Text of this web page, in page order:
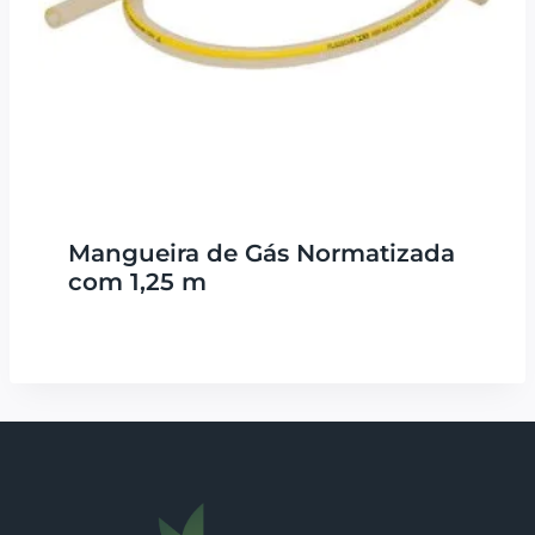
Mangueira de Gás Normatizada
com 1,25 m